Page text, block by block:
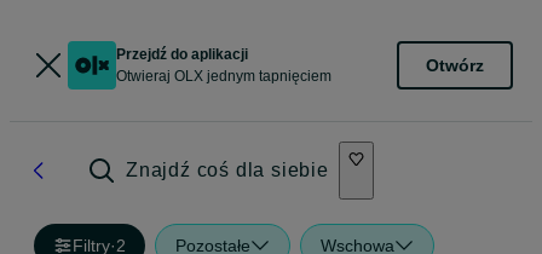
Przejdź do aplikacji
Otwieraj OLX jednym tapnięciem
Otwórz
Znajdź coś dla siebie
Filtry·2 Pozostałe Wschowa